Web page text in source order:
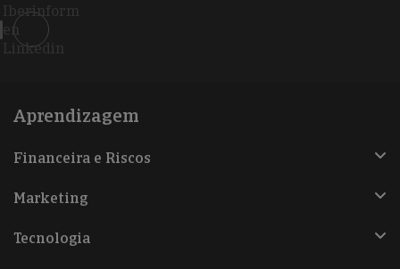
Iberinform
en
Linkedin
Aprendizagem
Financeira e Riscos
Marketing
Tecnologia